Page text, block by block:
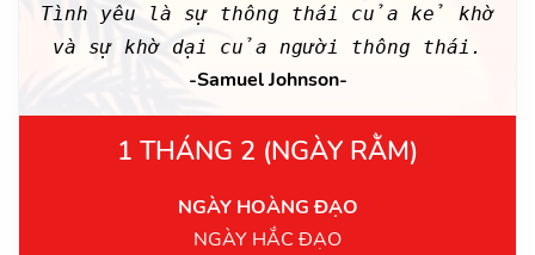
Tình yêu là sự thông thái của kẻ khờ
và sự khờ dại của người thông thái.
-Samuel Johnson-
1 THÁNG 2 (NGÀY RẰM)
NGÀY HOÀNG ĐẠO
NGÀY HẮC ĐẠO